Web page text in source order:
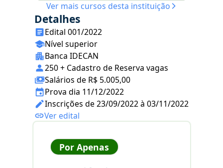
Ver mais cursos desta instituição
Detalhes
Edital 001/2022
Nível superior
Banca IDECAN
250 + Cadastro de Reserva vagas
Salários de R$ 5.005,00
Prova dia 11/12/2022
Inscrições de 23/09/2022 à 03/11/2022
Ver edital
Por Apenas